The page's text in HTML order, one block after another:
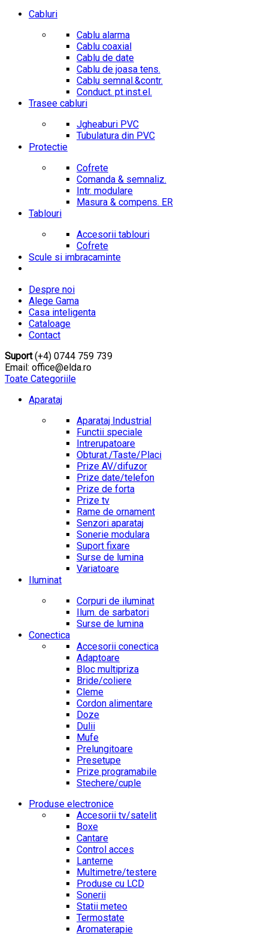
Cabluri
Cablu alarma
Cablu coaxial
Cablu de date
Cablu de joasa tens.
Cablu semnal.&contr.
Conduct. pt.inst.el.
Trasee cabluri
Jgheaburi PVC
Tubulatura din PVC
Protectie
Cofrete
Comanda & semnaliz.
Intr. modulare
Masura & compens. ER
Tablouri
Accesorii tablouri
Cofrete
Scule si imbracaminte
Despre noi
Alege Gama
Casa inteligenta
Cataloage
Contact
Suport(+4) 0744 759 739
Email: office@elda.ro
Toate Categoriile
Aparataj
Aparataj Industrial
Functii speciale
Intrerupatoare
Obturat./Taste/Placi
Prize AV/difuzor
Prize date/telefon
Prize de forta
Prize tv
Rame de ornament
Senzori aparataj
Sonerie modulara
Suport fixare
Surse de lumina
Variatoare
Iluminat
Corpuri de iluminat
Ilum. de sarbatori
Surse de lumina
Conectica
Accesorii conectica
Adaptoare
Bloc multipriza
Bride/coliere
Cleme
Cordon alimentare
Doze
Dulii
Mufe
Prelungitoare
Presetupe
Prize programabile
Stechere/cuple
Produse electronice
Accesorii tv/satelit
Boxe
Cantare
Control acces
Lanterne
Multimetre/testere
Produse cu LCD
Sonerii
Statii meteo
Termostate
Aromaterapie